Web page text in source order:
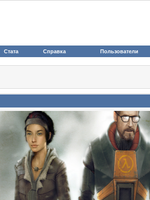
Стата Справка Пользователи